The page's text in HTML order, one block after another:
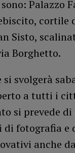
Palazzo
cortile
Sisto,
Borghetto.
si svolgerà
a tutti i
si prevede
di fotografia e
anche